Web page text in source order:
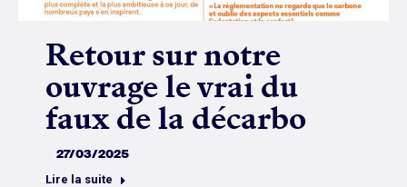
Retour sur notre
ouvrage le vrai du
faux de la décarbo
27/03/2025
Lire la suite